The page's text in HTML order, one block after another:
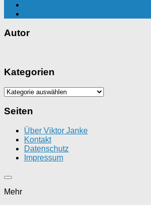
Autor
Kategorien
Kategorien
Seiten
Über Viktor Janke
Kontakt
Datenschutz
Impressum
Mehr